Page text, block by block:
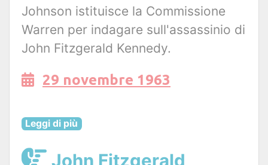
Johnson istituisce la Commissione
Warren per indagare sull'assassinio di
John Fitzgerald Kennedy.
29 novembre 1963
Leggi di più
John Fitzgerald